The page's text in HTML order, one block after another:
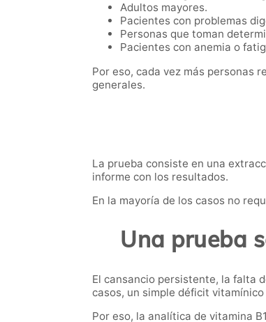
Adultos mayores.
Pacientes con problemas
Personas que toman
Pacientes con anemia o
Por eso, cada vez más personas
generales.
La prueba consiste en una
informe con los resultados.
En la mayoría de los casos no
Una prueba
El cansancio persistente, la falta
casos, un simple déficit
Por eso, la analítica de vitamina